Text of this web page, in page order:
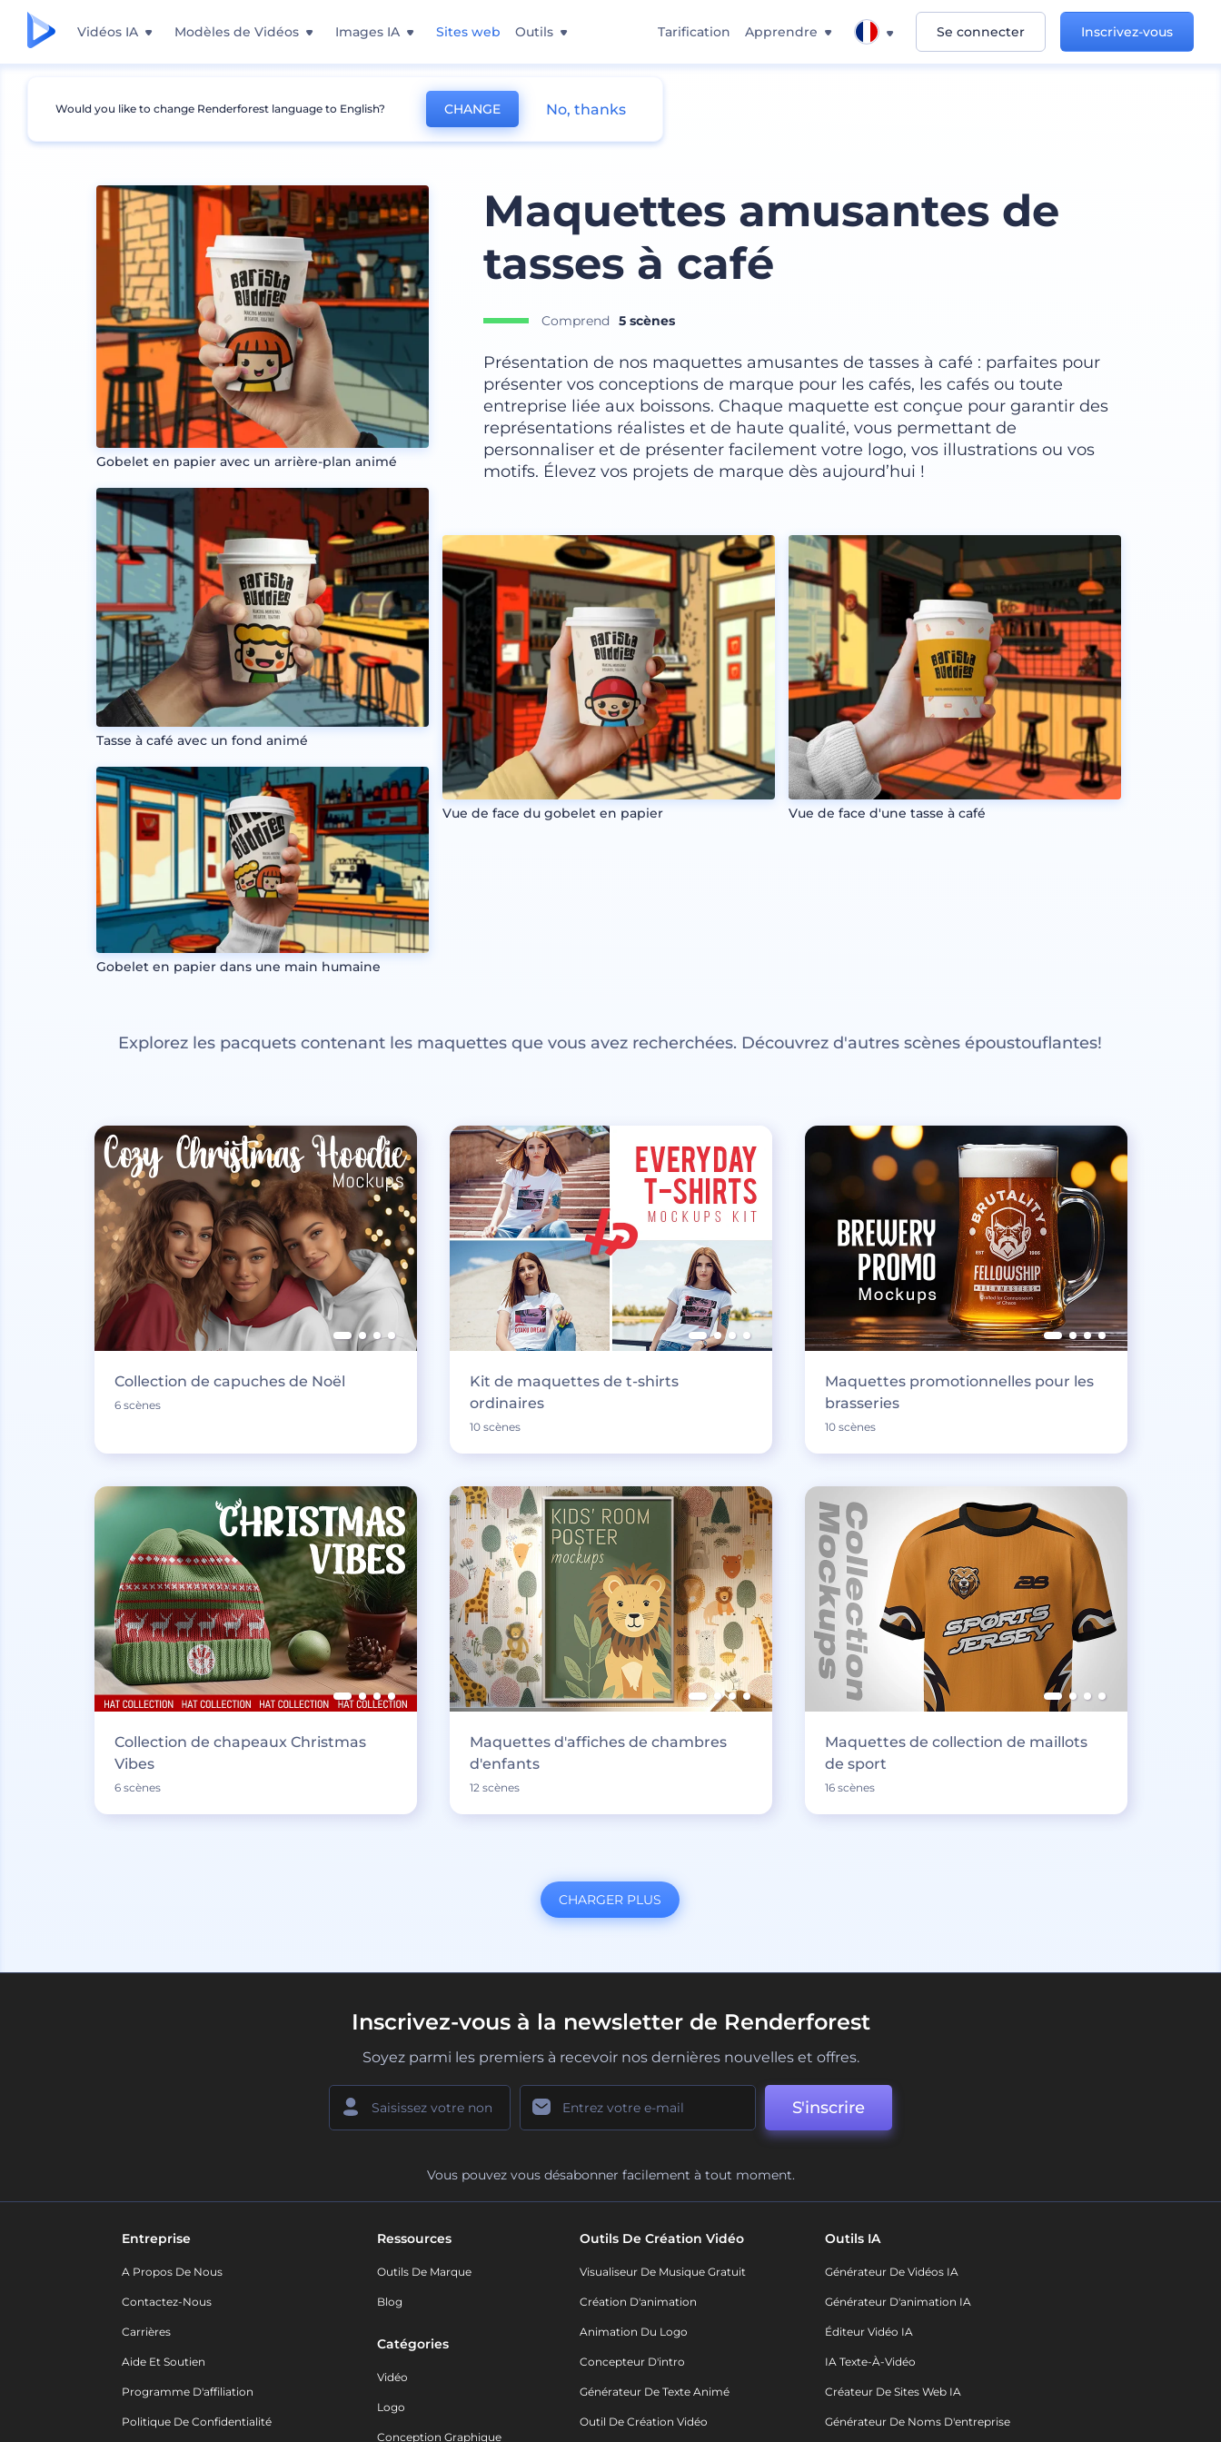
Vidéos IA Modèles de Vidéos Images IA Sites web Outils Tarification Apprendre Se connecter Inscrivez-vous
Mockups Emballage Maquette de sac de café et de thé
Gobelet en papier avec un arrière-plan animé
Tasse à café avec un fond animé
Gobelet en papier dans une main humaine
Maquettes amusantes de
tasses à café
Comprend 5 scènes
Présentation de nos maquettes amusantes de tasses à café : parfaites pour
présenter vos conceptions de marque pour les cafés, les cafés ou toute
entreprise liée aux boissons. Chaque maquette est conçue pour garantir des
représentations réalistes et de haute qualité, vous permettant de
personnaliser et de présenter facilement votre logo, vos illustrations ou vos
motifs. Élevez vos projets de marque dès aujourd’hui !
Vue de face du gobelet en papier Vue de face d'une tasse à café
Explorez les pacquets contenant les maquettes que vous avez recherchées. Découvrez d'autres scènes époustouflantes!
Collection de capuches de Noël
6 scènes
Kit de maquettes de t-shirts
ordinaires
10 scènes
Maquettes promotionnelles pour les
brasseries
10 scènes
Collection de chapeaux Christmas
Vibes
6 scènes
Maquettes d'affiches de chambres
d'enfants
12 scènes
Maquettes de collection de maillots
de sport
16 scènes
CHARGER PLUS
Inscrivez-vous à la newsletter de Renderforest
Soyez parmi les premiers à recevoir nos dernières nouvelles et offres.
S'inscrire
Vous pouvez vous désabonner facilement à tout moment.
Entreprise
A Propos De Nous
Contactez-Nous
Carrières
Aide Et Soutien
Programme D'affiliation
Politique De Confidentialité
Ressources
Outils De Marque
Blog
Catégories
Vidéo
Logo
Conception Graphique
Outils De Création Vidéo
Visualiseur De Musique Gratuit
Création D'animation
Animation Du Logo
Concepteur D'intro
Générateur De Texte Animé
Outil De Création Vidéo
Outils IA
Générateur De Vidéos IA
Générateur D'animation IA
Éditeur Vidéo IA
IA Texte-À-Vidéo
Créateur De Sites Web IA
Générateur De Noms D'entreprise
Would you like to change Renderforest language to English? CHANGE No, thanks